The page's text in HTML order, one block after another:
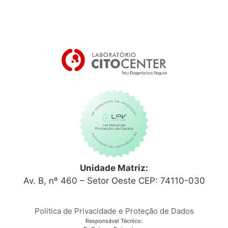
Unidade Matriz:
Av. B, nº 460 – Setor Oeste CEP: 74110-030
Política de Privacidade e Proteção de Dados
Responsável Técnico: